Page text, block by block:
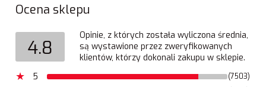
Ocena sklepu
4.8
Opinie, z których została wyliczona średnia,
są wystawione przez zweryfikowanych
klientów, którzy dokonali zakupu w sklepie.
5
(7503)